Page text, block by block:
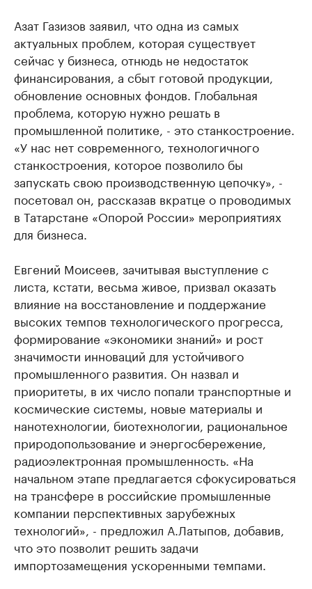
Азат Газизов заявил, что одна из самых
актуальных проблем, которая существует
сейчас у бизнеса, отнюдь не недостаток
финансирования, а сбыт готовой продукции,
обновление основных фондов. Глобальная
проблема, которую нужно решать в
промышленной политике, - это станкостроение.
«У нас нет современного, технологичного
станкостроения, которое позволило бы
запускать свою производственную цепочку», -
посетовал он, рассказав вкратце о проводимых
в Татарстане «Опорой России» мероприятиях
для бизнеса.
Евгений Моисеев, зачитывая выступление с
листа, кстати, весьма живое, призвал оказать
влияние на восстановление и поддержание
высоких темпов технологического прогресса,
формирование «экономики знаний» и рост
значимости инноваций для устойчивого
промышленного развития. Он назвал и
приоритеты, в их число попали транспортные и
космические системы, новые материалы и
нанотехнологии, биотехнологии, рациональное
природопользование и энергосбережение,
радиоэлектронная промышленность. «На
начальном этапе предлагается сфокусироваться
на трансфере в российские промышленные
компании перспективных зарубежных
технологий», - предложил А.Латыпов, добавив,
что это позволит решить задачи
импортозамещения ускоренными темпами.